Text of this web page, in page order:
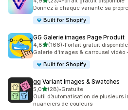
23 avis au total
Donnez à chaque variante sa
Built for Shopify
GG Galerie images Page Produit
4,8étoile(s) sur 5
(166)
166 avis au total
•Forfait gratuit disponible
Galerie d'images & carrousel vidéo
Built for Shopify
gg Variant Images & Swatches
5,0étoile(s) sur 5
(28)
28 avis au total
•Gratuite
Outil d’automatisation de plusieurs
nuanciers de couleurs